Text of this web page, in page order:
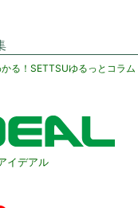
る！SETTSUゆるっとコラム
イデアル